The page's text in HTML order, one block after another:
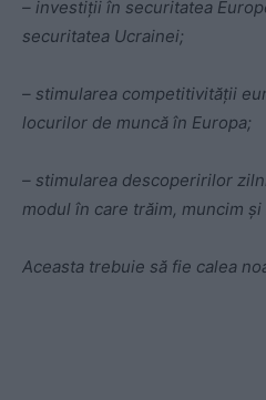
– investiții în securitatea
securitatea Ucrainei;
– stimularea competitivității
locurilor de muncă în Europa;
– stimularea descoperirilor
modul în care trăim, muncim și
Aceasta trebuie să fie calea